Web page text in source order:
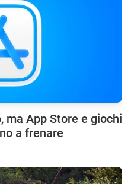
ma App Store e giochi
a frenare